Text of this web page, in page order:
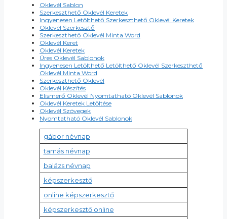
Oklevél Sablon
Szerkeszthető Oklevél Keretek
Ingyenesen Letölthető Szerkeszthető Oklevél Keretek
Oklevél Szerkesztő
Szerkeszthető Oklevél Minta Word
Oklevél Keret
Oklevél Keretek
Üres Oklevél Sablonok
Ingyenesen Letölthető Letölthető Oklevél Szerkeszthető
Oklevél Minta Word
Szerkeszthető Oklevél
Oklevél Készítés
Elismerő Oklevél Nyomtatható Oklevél Sablonok
Oklevél Keretek Letöltése
Oklevél Szövegek
Nyomtatható Oklevél Sablonok
gábor névnap
tamás névnap
balázs névnap
képszerkesztő
online képszerkesztő
képszerkesztő online